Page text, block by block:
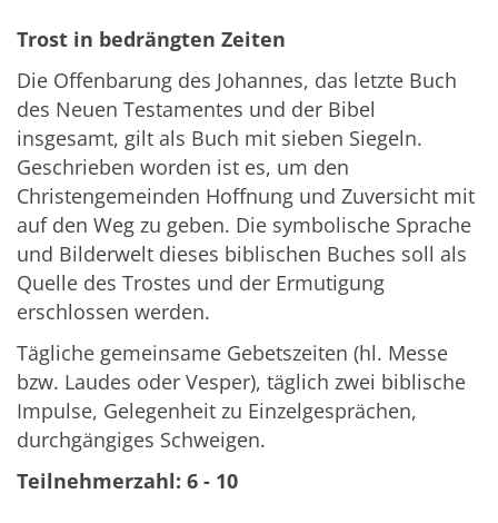
Trost in bedrängten Zeiten
Die Offenbarung des Johannes, das letzte Buch
des Neuen Testamentes und der Bibel
insgesamt, gilt als Buch mit sieben Siegeln.
Geschrieben worden ist es, um den
Christengemeinden Hoffnung und Zuversicht mit
auf den Weg zu geben. Die symbolische Sprache
und Bilderwelt dieses biblischen Buches soll als
Quelle des Trostes und der Ermutigung
erschlossen werden.
Tägliche gemeinsame Gebetszeiten (hl. Messe
bzw. Laudes oder Vesper), täglich zwei biblische
Impulse, Gelegenheit zu Einzelgesprächen,
durchgängiges Schweigen.
Teilnehmerzahl: 6 - 10